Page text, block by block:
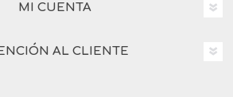
MI CUENTA
AL CLIENTE